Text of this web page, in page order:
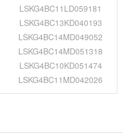
LSKG4BC11LD059181
LSKG4BC13KD040193
LSKG4BC14MD049052
LSKG4BC14MD051318
LSKG4BC10KD051474
LSKG4BC11MD042026